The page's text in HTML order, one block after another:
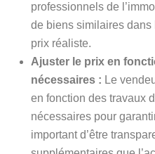
professionnels de
de biens similaires dans
prix réaliste.
Ajuster le prix en
nécessaires : Le
en fonction des travaux
nécessaires pour
important d’être